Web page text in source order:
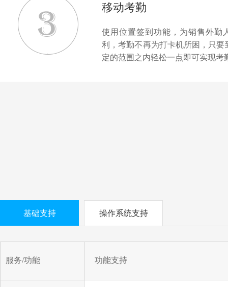
移动考勤
使用位置签到功能，为销售外勤
利，考勤不再为打卡机所困，只要
定的范围之内轻松一点即可实现考
基础支持 操作系统支持
服务/功能 功能支持